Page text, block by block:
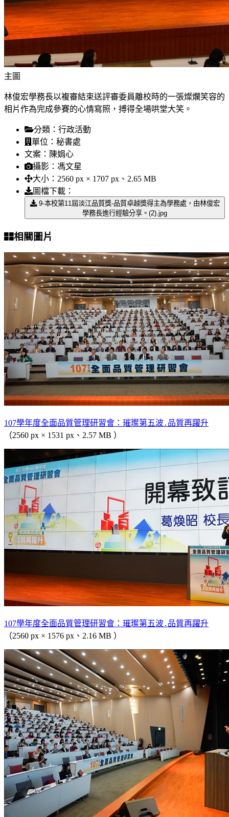
主圖
林俊宏學務長以複審結束送評審委員離校時的一張燦爛笑容的
相片作為完成參賽的心情寫照，搏得全場哄堂大笑。
分類： 行政活動
單位： 秘書處
文案： 陳娟心
攝影： 馮文星
大小： 2560 px × 1707 px、2.65 MB
圖檔下載：
9-本校第11屆淡江品質獎-品質卓越獎得主為學務處，由林俊宏
學務長進行經驗分享。(2).jpg
相關圖片
107學年度全面品質管理研習會：璀璨第五波․品質再躍升
（2560 px × 1531 px、2.57 MB ）
107學年度全面品質管理研習會：璀璨第五波․品質再躍升
（2560 px × 1576 px、2.16 MB ）